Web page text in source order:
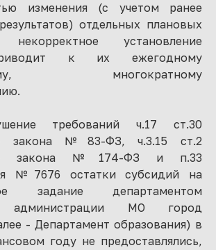
изменения (с учетом ранее
отдельных плановых
некорректное установление
к их ежегодному
многократному
требований ч.17 ст.30
закона №83-ФЗ, ч.3.15 ст.2
закона №174-ФЗ и п.33
№7676 остатки субсидий на
задание департаментом
администрации МО город
- Департамент образования) в
году не предоставлялись,